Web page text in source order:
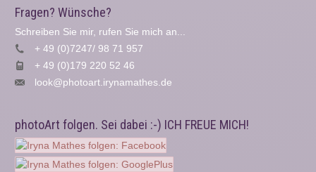
Fragen? Wünsche?
Schreiben Sie mir, rufen Sie mich an...
+ 49 (0)7247/ 98 71 957
+ 49 (0)179 220 52 46
look@photoart.irynamathes.de
photoArt folgen. Sei dabei :-) ICH FREUE MICH!